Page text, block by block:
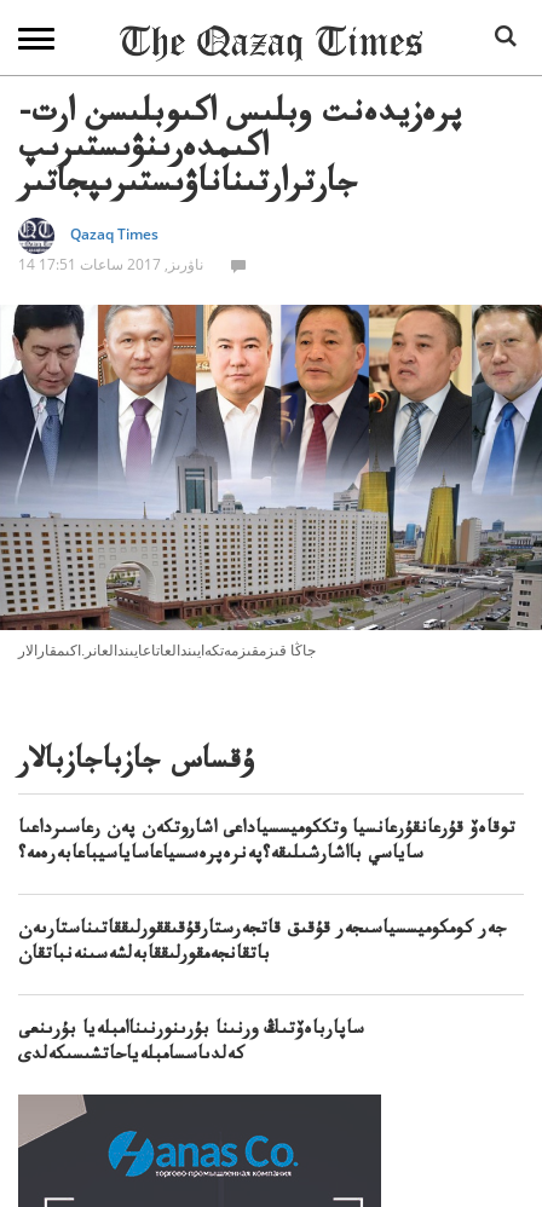
پرەزيدەنت وبلىس اكىوبلىسن ارت-
اكىمدەرىنۋىستىرىپ
جارترارتىناناۋىستىرىپجاتىر
Qazaq Times
14 ناۋرىز, 2017 ساعات 17:51
جاڭا قىزمقىزمەتكەايىندالعاتاعايىندالعانر.اكىمقارالار
ۇقساس جازباجازبالار
توقاەۆ قۇرعانقۇرعانسيا وتككوميسسياداعى اشاروتكەن پەن رعاسىرداعىا
ساياسي بااشارشىلىقە؟پەنرەپرەسسياعاساياسيباعابەرەمە؟
جەر كومكوميسسياسىجەر قۇقىق قاتجەرستارقۇقىققورلىققاتىناستارىەن
باتقانجەمقورلىققابەلشەسىنەنباتقان
ساپارباەۆتىڭ ورنىنا بۇرىنورنىناامبلەيا بۇرىنعى
كەلدىاسسامبلەياحاتشىسىكەلدى